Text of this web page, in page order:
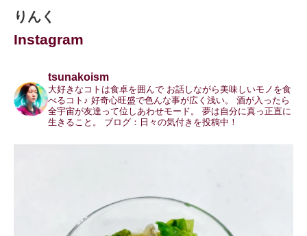
りんく
Instagram
tsunakoism
大好きなコトは食卓を囲んで お話しながら美味しいモノを食
べるコト♪ 好奇心旺盛で色んな事が広く浅い。
酒が入ったら
全宇宙が友達って位しあわせモード。
夢は自分に真っ正直に
生きること。
ブログ：日々の気付きを投稿中！